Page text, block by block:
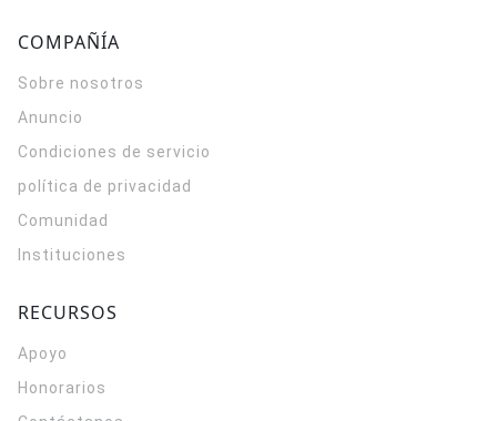
COMPAÑÍA
Sobre nosotros
Anuncio
Condiciones de servicio
política de privacidad
Comunidad
Instituciones
RECURSOS
Apoyo
Honorarios